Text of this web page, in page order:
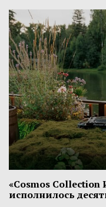
«Cosmos Collection
исполнилось